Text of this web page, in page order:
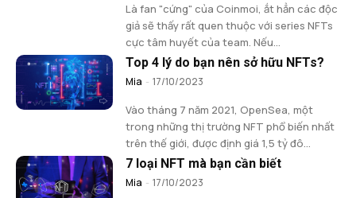
Là fan "cứng" của Coinmoi, ắt hẳn các độc
giả sẽ thấy rất quen thuộc với series NFTs
cực tâm huyết của team. Nếu...
Top 4 lý do bạn nên sở hữu NFTs?
Mia - 17/10/2023
Vào tháng 7 năm 2021, OpenSea, một
trong những thị trường NFT phổ biến nhất
trên thế giới, được định giá 1,5 tỷ đô...
7 loại NFT mà bạn cần biết
Mia - 17/10/2023